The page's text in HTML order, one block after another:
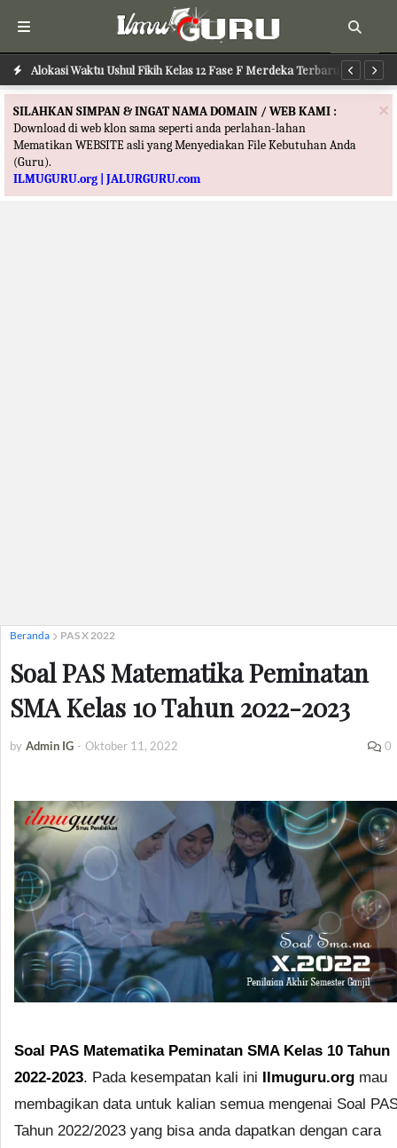
Alokasi Waktu Ushul Fikih Kelas 12 Fase F Merdeka Terbaru
Alokasi Waktu Ilmu Tafsir Kelas 12 Fase F Merdeka Terbaru
×
SILAHKAN SIMPAN & INGAT NAMA DOMAIN / WEB KAMI :
Download di web klon sama seperti anda perlahan-lahan
Mematikan WEBSITE asli yang Menyediakan File Kebutuhan Anda
(Guru).
ILMUGURU.org | JALURGURU.com
Beranda PAS X 2022
Soal PAS Matematika Peminatan
SMA Kelas 10 Tahun 2022-2023
by Admin IG - Oktober 11, 2022 0
Soal PAS Matematika Peminatan SMA Kelas 10 Tahun
2022-2023. Pada kesempatan kali ini Ilmuguru.org mau
membagikan data untuk kalian semua mengenai Soal
Tahun 2022/2023 yang bisa anda dapatkan dengan cara